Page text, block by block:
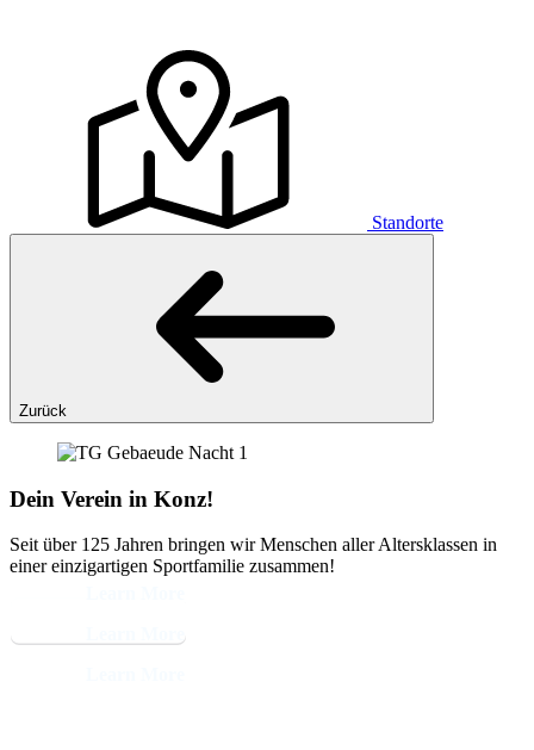
Standorte
Zurück
Dein Verein in Konz!
Seit über 125 Jahren bringen wir Menschen aller Altersklassen in
einer einzigartigen Sportfamilie zusammen!